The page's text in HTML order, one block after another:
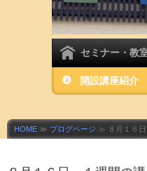
セミナー・教
ニティサロン友
開設講座紹介
HOME ≫ ブログページ ≫ ８月１６